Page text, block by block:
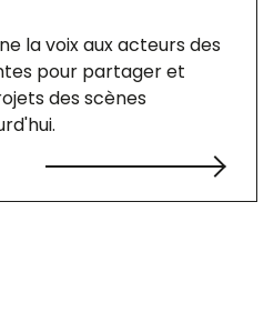
la voix aux acteurs des
pour partager et
des scènes